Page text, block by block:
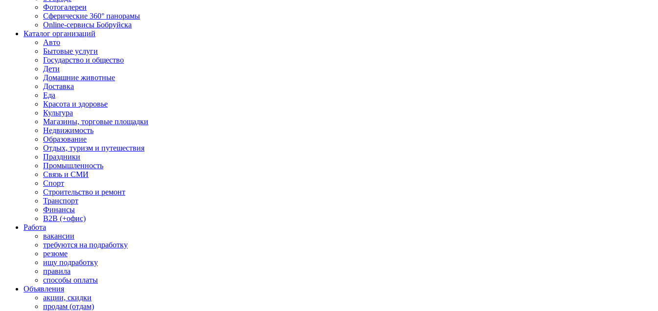
Фотогалереи
Сферические 360° панорамы
Online-сервисы Бобруйска
Каталог организаций
Авто
Бытовые услуги
Государство и общество
Дети
Домашние животные
Доставка
Еда
Красота и здоровье
Культура
Магазины, торговые площадки
Недвижимость
Образование
Отдых, туризм и путешествия
Праздники
Промышленность
Связь и СМИ
Спорт
Строительство и ремонт
Транспорт
Финансы
B2B (+офис)
Работа
вакансии
требуются на подработку
резюме
ищу подработку
правила
способы оплаты
Объявления
акции, скидки
продам (отдам)